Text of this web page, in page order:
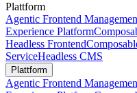
Plattform
Agentic Frontend
Experience Platform
Headless Frontend
ServiceHeadless CMS
Plattform
Agentic Frontend